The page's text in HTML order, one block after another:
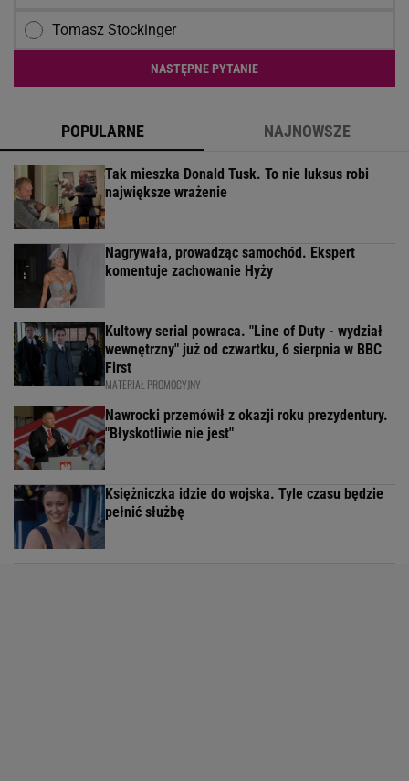
Tomasz Stockinger
NASTĘPNE PYTANIE
POPULARNE NAJNOWSZE
Tak mieszka Donald Tusk. To nie luksus robi
największe wrażenie
Nagrywała, prowadząc samochód. Ekspert
komentuje zachowanie Hyży
Kultowy serial powraca. "Line of Duty - wydział
wewnętrzny" już od czwartku, 6 sierpnia w BBC
First
MATERIAŁ PROMOCYJNY
Nawrocki przemówił z okazji roku prezydentury.
"Błyskotliwie nie jest"
Księżniczka idzie do wojska. Tyle czasu będzie
pełnić służbę